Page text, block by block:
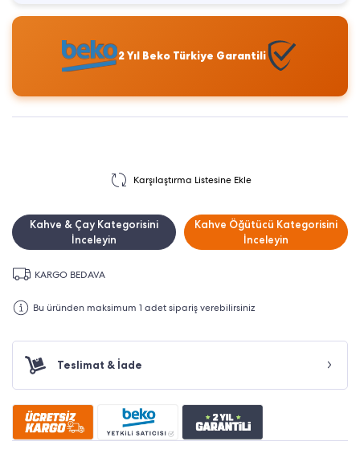
2 Yıl Beko Türkiye Garantili
Karşılaştırma Listesine Ekle
Kahve & Çay Kategorisini
İnceleyin
Kahve Öğütücü Kategorisini
İnceleyin
KARGO BEDAVA
Bu üründen maksimum 1 adet sipariş verebilirsiniz
Teslimat & İade